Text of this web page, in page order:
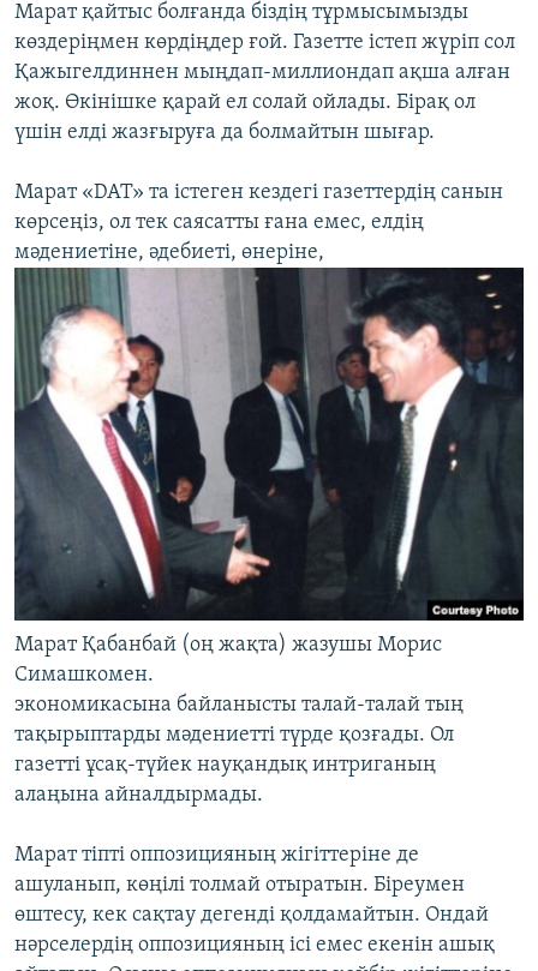
Марат қайтыс болғанда біздің тұрмысымызды
көздеріңмен көрдіңдер ғой. Газетте істеп жүріп сол
Қажыгелдиннен мыңдап-миллиондап ақша алған
жоқ. Өкінішке қарай ел солай ойлады. Бірақ ол
үшін елді жазғыруға да болмайтын шығар.
Марат «DAT» та істеген кездегі газеттердің санын
көрсеңіз, ол тек саясатты ғана емес, елдің
мәдениетіне, әдебиеті, өнеріне,
Марат Қабанбай (оң жақта) жазушы Морис
Симашкомен.
экономикасына байланысты талай-талай тың
тақырыптарды мәдениетті түрде қозғады. Ол
газетті ұсақ-түйек науқандық интриганың
алаңына айналдырмады.
Марат тіпті оппозицияның жігіттеріне де
ашуланып, көңілі толмай отыратын. Біреумен
өштесу, кек сақтау дегенді қолдамайтын. Ондай
нәрселердің оппозицияның ісі емес екенін ашық